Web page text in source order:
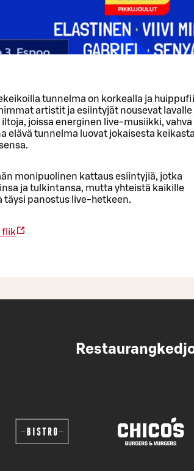
tunnelma on korkealla ja
artistit ja esiintyjät nousevat lavalle
joissa energinen live-musiikki, vahva
elävä tunnelma luovat jokaisesta keikasta
monipuolinen kattaus esiintyjiä, jotka
ja tulkintansa, mutta yhteistä kaikille
täysi panostus live-hetkeen.
flik